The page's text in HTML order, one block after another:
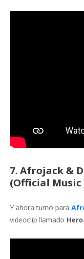
7. Afrojack &
(Official Music
Y ahora turno para
videoclip llamado Hero